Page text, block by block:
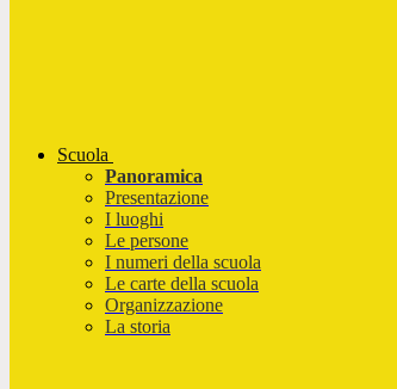
Scuola
Panoramica
Presentazione
I luoghi
Le persone
I numeri della scuola
Le carte della scuola
Organizzazione
La storia